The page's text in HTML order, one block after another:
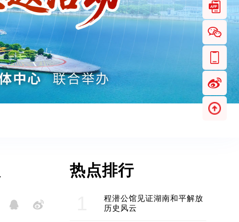
热点排行
程潜公馆见证湖南和平解放
历史风云